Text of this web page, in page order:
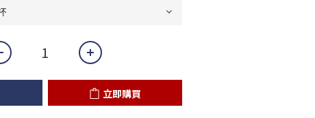
立即購買